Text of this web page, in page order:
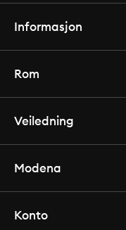
Informasjon
Rom
Veiledning
Modena
Konto